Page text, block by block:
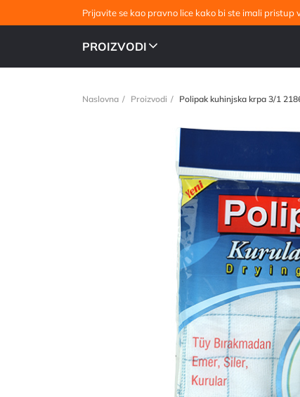
Prijavite se kao pravno lice kako bi ste imali pristup
PROIZVODI
Naslovna Proizvodi Polipak kuhinjska krpa 3/1